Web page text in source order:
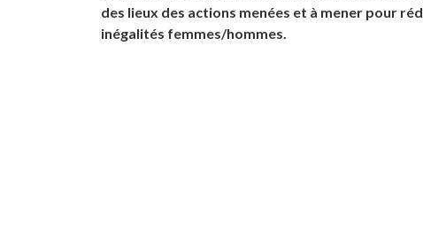
des lieux des actions menées et à mener pour
inégalités femmes/hommes.